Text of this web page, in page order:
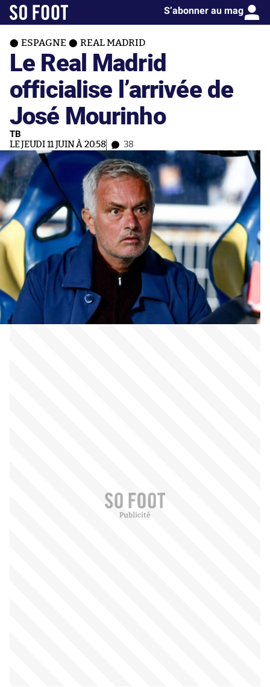
S’abonner au mag
ESPAGNE REAL MADRID
Le Real Madrid
officialise l’arrivée de
José Mourinho
TB
LE JEUDI 11 JUIN À 20:58 38